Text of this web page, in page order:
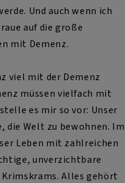
Und auch wenn ich
auf die große
mit Demenz.
viel mit der Demenz
müssen vielfach mit
es mir so vor: Unser
die Welt zu bewohnen. Im
Leben mit zahlreichen
unverzichtbare
Alles gehört